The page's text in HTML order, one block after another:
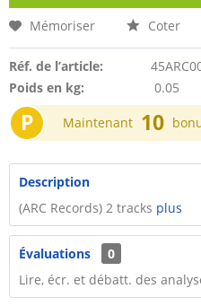
Mémoriser Coter
Réf. de l’article:
Poids en kg:
0.05
P Maintenant 10
Description
(ARC Records) 2 tracks plus
Évaluations
0
Lire, écr. et débatt. des